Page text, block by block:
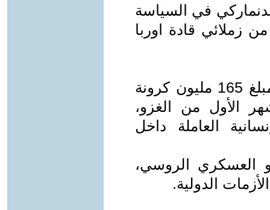
في السياسة
زملائي قادة اوربا
قدم الشعب الدنماركي دعماً كبيراً بمبلغ 165 مليون كرونة
الأول من الغزو،
العاملة داخل
العسكري الروسي،
الدولية.